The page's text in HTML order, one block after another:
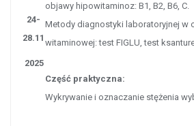
24-
28.11
2025
objawy hipowitaminoz: B1, B2, B6, C.
Metody diagnostyki laboratoryjnej w
witaminowej: test FIGLU, test
Część praktyczna:
Wykrywanie i oznaczanie stężenia